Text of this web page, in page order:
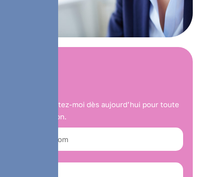
Contactez-moi dès aujourd’hui pour toute
question.